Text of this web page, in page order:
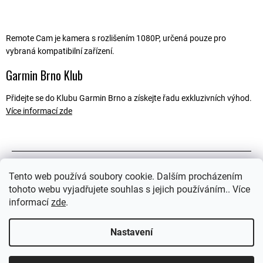
Tento web používá soubory cookie. Dalším procházením
tohoto webu vyjadřujete souhlas s jejich používáním.. Více
informací zde.
Nastavení
Remote Cam je kamera s rozlišením 1080P, určená pouze pro
vybraná kompatibilní zařízení.
Garmin Brno Klub
Přidejte se do Klubu Garmin Brno a získejte řadu exkluzivních výhod.
Více informací zde
Související soubory (1)